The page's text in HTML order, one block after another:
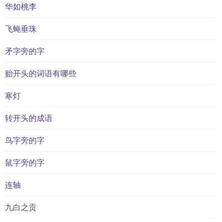
华如桃李
飞蝇垂珠
矛字旁的字
贻开头的词语有哪些
寒灯
转开头的成语
鸟字旁的字
鼠字旁的字
连轴
九白之贡